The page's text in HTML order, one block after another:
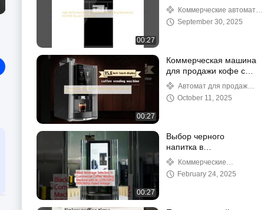
00:27
для продажи кофе и чая
с горячим молоком
Коммерческие автоматы
для продажи кофе
September 30, 2025
00:27
Коммерческая машина
для продажи кофе с
15,6 дюймовым
сенсорным экраном
Автомат для продажи
кофе из бобов в чашки
October 11, 2025
00:27
Выбор черного
напитка в
коммерческом
автомате для продажи
кофе с номинальным
Коммерческие
автоматы для продажи
February 24, 2025